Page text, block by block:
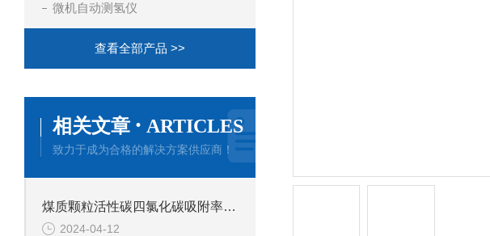
微机自动测氢仪
查看全部产品 >>
相关文章 · ARTICLES
致力于成为合格的解决方案供应商！
煤质颗粒活性碳四氯化碳吸附率的测定方法
2024-04-12